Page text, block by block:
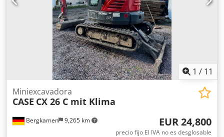
1 / 11
Bergkamen 9,265 km
Miniexcavadora
CASE CX 26 C mit Klima
EUR 24,800
precio fijo El IVA no es desglosable